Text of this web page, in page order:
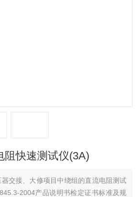
阻快速测试仪(3A)
交接、大修项目中绕组的直流电阻测试
2004产品说明书检定证书标准及规